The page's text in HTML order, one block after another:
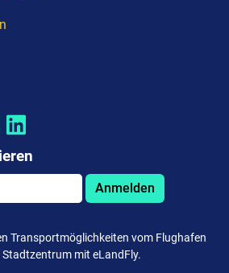
Anmelden
Transportmöglichkeiten vom Flughafen
Stadtzentrum mit eLandFly.